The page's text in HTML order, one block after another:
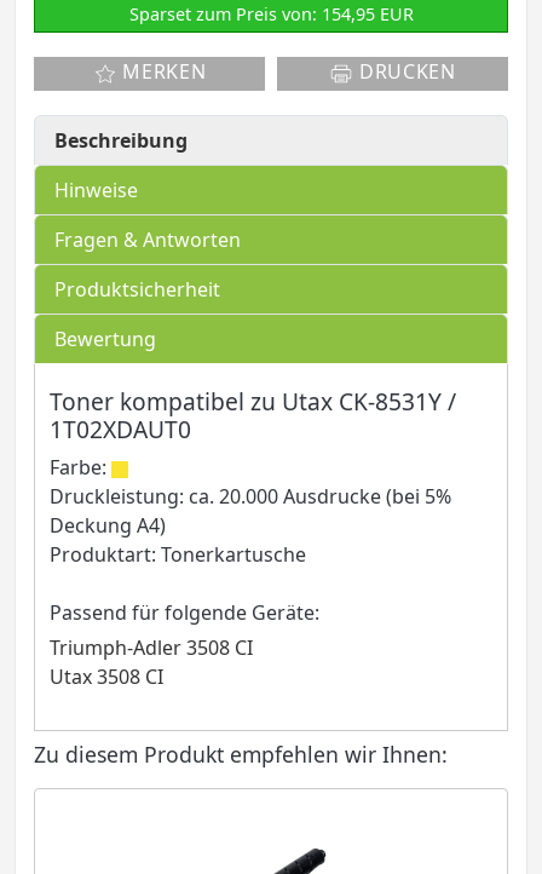
Sparset zum Preis von: 154,95 EUR
MERKEN DRUCKEN
Beschreibung
Hinweise
Fragen & Antworten
Produktsicherheit
Bewertung
Toner kompatibel zu Utax CK-8531Y /
1T02XDAUT0
Farbe:
Druckleistung: ca. 20.000 Ausdrucke (bei 5%
Deckung A4)
Produktart: Tonerkartusche
Passend für folgende Geräte:
Triumph-Adler 3508 CI
Utax 3508 CI
Zu diesem Produkt empfehlen wir Ihnen: